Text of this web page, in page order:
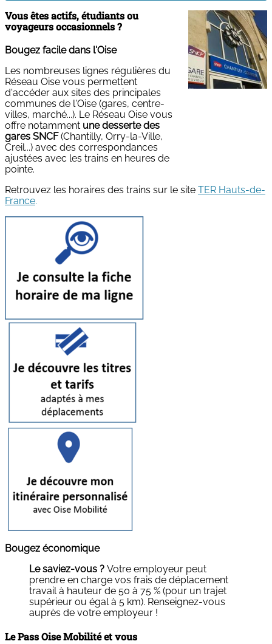
Vous êtes actifs, étudiants ou
voyageurs occasionnels ?
Bougez facile dans l'Oise
Les nombreuses lignes régulières du
Réseau Oise vous permettent
d'accéder aux sites des principales
communes de l'Oise (gares, centre-
villes, marché...). Le Réseau Oise vous
offre notamment une desserte des
gares SNCF (Chantilly, Orry-la-Ville,
Creil...) avec des correspondances
ajustées avec les trains en heures de
pointe.
Retrouvez les horaires des trains sur le site TER Hauts-de-
France.
Bougez économique
Le saviez-vous ? Votre employeur peut
prendre en charge vos frais de déplacement
travail à hauteur de 50 à 75 % (pour un trajet
supérieur ou égal à 5 km). Renseignez-vous
auprès de votre employeur !
Le Pass Oise Mobilité et vous